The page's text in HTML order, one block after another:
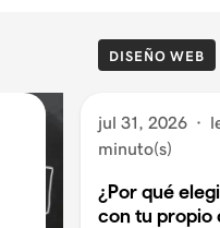
DISEÑO WEB
jul 31, 2026 ·
minuto(s)
¿Por qué
con tu propio